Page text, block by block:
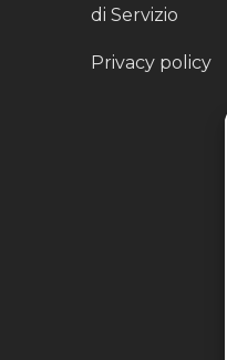
di Servizio
Privacy policy